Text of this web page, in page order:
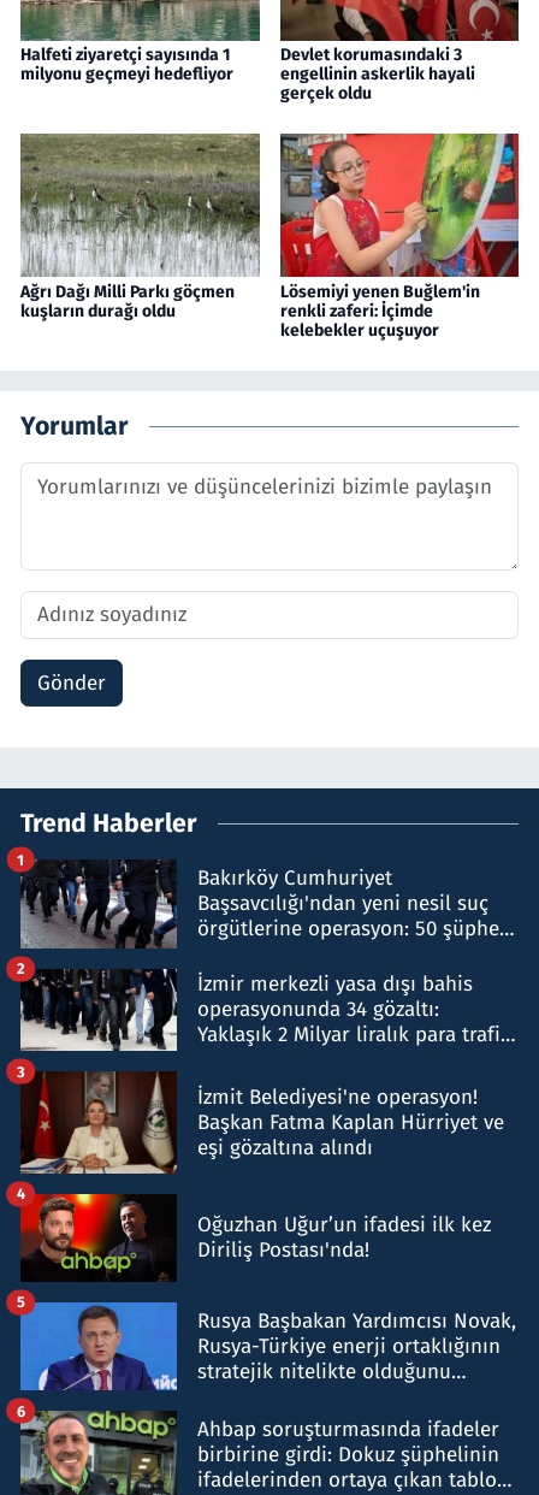
Halfeti ziyaretçi sayısında 1
milyonu geçmeyi hedefliyor
Devlet korumasındaki 3
engellinin askerlik hayali
gerçek oldu
Ağrı Dağı Milli Parkı göçmen
kuşların durağı oldu
Lösemiyi yenen Buğlem'in
renkli zaferi: İçimde
kelebekler uçuşuyor
Yorumlar
Gönder
Trend Haberler
Bakırköy Cumhuriyet
Başsavcılığı'ndan yeni nesil suç
örgütlerine operasyon: 50 şüpheli
1
İzmir merkezli yasa dışı bahis
operasyonunda 34 gözaltı:
Yaklaşık 2 Milyar liralık para trafiği
2
İzmit Belediyesi'ne operasyon!
Başkan Fatma Kaplan Hürriyet ve
eşi gözaltına alındı
3
Oğuzhan Uğur’un ifadesi ilk kez
Diriliş Postası'nda!
4
Rusya Başbakan Yardımcısı Novak,
Rusya-Türkiye enerji ortaklığının
stratejik nitelikte olduğunu
5
Ahbap soruşturmasında ifadeler
birbirine girdi: Dokuz şüphelinin
ifadelerinden ortaya çıkan tablo
6